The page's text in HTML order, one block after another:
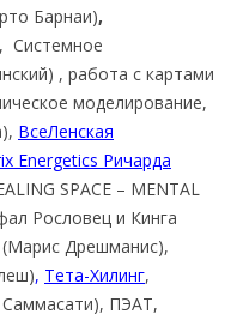
Барнаи),
Системное
, работа с картами
моделирование,
ВсеЛенская
Energetics Ричарда
SPACE – MENTAL
Рословец и Кинга
Дрешманис),
, Тета-Хилинг,
ПЭАТ,